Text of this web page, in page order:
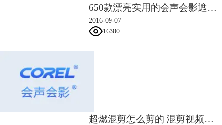
650款漂亮实用的会声会影遮罩素材
2016-09-07
16380
超燃混剪怎么剪的 混剪视频剪辑技巧